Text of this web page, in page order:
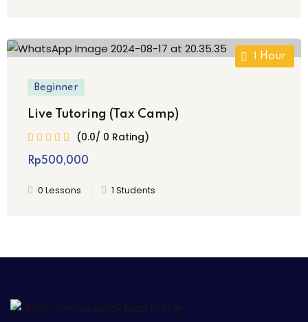
Hour
Beginner
Live Tutoring (Tax Camp)
(0.0/ 0 Rating)
Rp500,000
0 Lessons 1 Students